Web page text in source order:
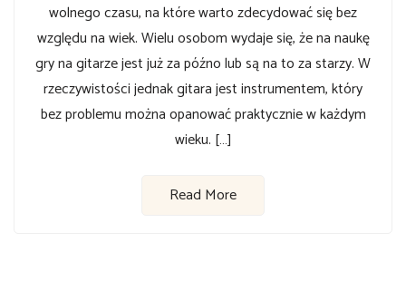
wolnego czasu, na które warto zdecydować się bez
względu na wiek. Wielu osobom wydaje się, że na naukę
gry na gitarze jest już za późno lub są na to za starzy. W
rzeczywistości jednak gitara jest instrumentem, który
bez problemu można opanować praktycznie w każdym
wieku. […]
Read More